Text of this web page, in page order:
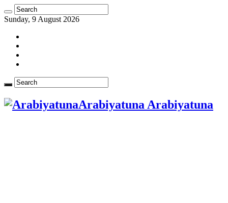
Sunday, 9 August 2026
Arabiyatuna Arabiyatuna